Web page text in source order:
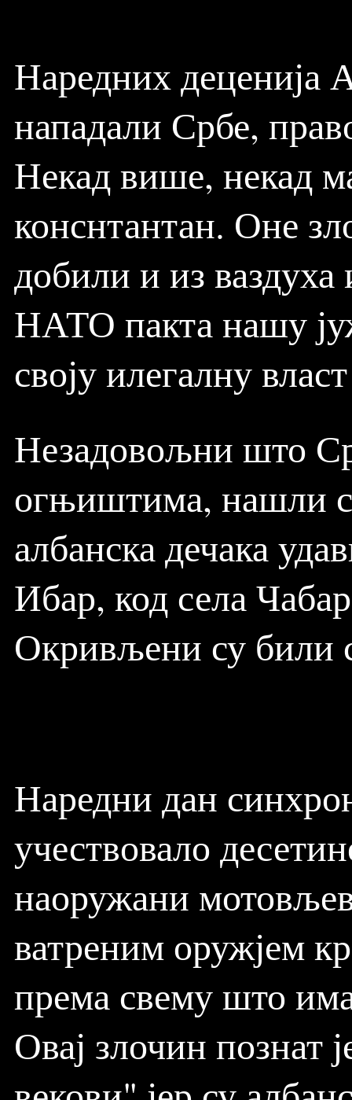
Наредних деценија
нападали Србе,
Некад више, некад
конснтантан. Оне
добили и из
НАТО пакта нашу
своју илегалну
Незадовољни што
огњиштима, нашли
албанска дечака
Ибар, код села
Окривљени су били
Наредни дан
учествовало
наоружани
ватреним оружјем
према свему што
Овај злочин познат